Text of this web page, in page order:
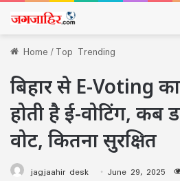
Home/Top Trending
बिहार से E-Voting
होती है ई-वोटिंग, कब
वोट, कितना सुरक्षित
jagjaahir desk June 29, 2025